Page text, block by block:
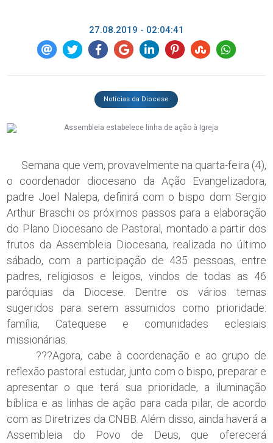
27.08.2019 - 02:04:41
Notícias da Diocese
Semana que vem, provavelmente na quarta-feira (4),
o coordenador diocesano da Ação Evangelizadora,
padre Joel Nalepa, definirá com o bispo dom Sergio
Arthur Braschi os próximos passos para a elaboração
do Plano Diocesano de Pastoral, montado a partir dos
frutos da Assembleia Diocesana, realizada no último
sábado, com a participação de 435 pessoas, entre
padres, religiosos e leigos, vindos de todas as 46
paróquias da Diocese. Dentre os vários temas
sugeridos para serem assumidos como prioridade:
família, Catequese e comunidades eclesiais
missionárias.
???Agora, cabe à coordenação e ao grupo de
reflexão pastoral estudar, junto com o bispo, preparar e
apresentar o que terá sua prioridade, a iluminação
bíblica e as linhas de ação para cada pilar, de acordo
com as Diretrizes da CNBB. Além disso, ainda haverá a
Assembleia do Povo de Deus, que oferecerá